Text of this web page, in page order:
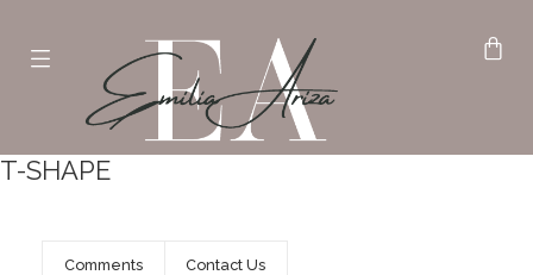
T-SHAPE
Comments Contact Us